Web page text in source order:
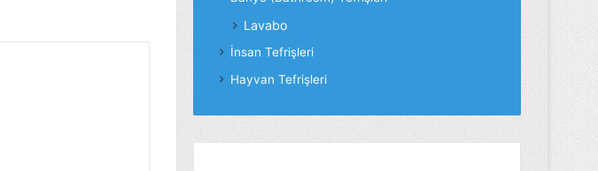
Lavabo
İnsan Tefrişleri
Hayvan Tefrişleri